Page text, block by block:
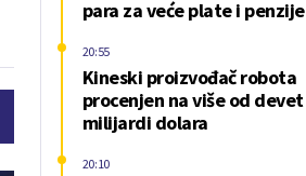
para za veće plate i penzije
Kineski proizvođač robota
procenjen na više od devet
milijardi dolara
20:55
20:10